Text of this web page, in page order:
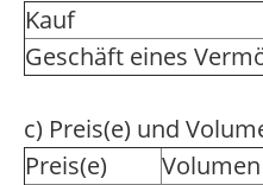
Kauf
Geschäft eines
c) Preis(e) und
Preis(e)
Volumen